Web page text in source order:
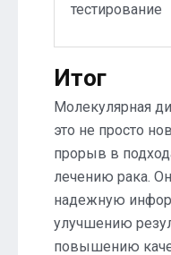
тестирование
Итог
Молекулярная
это не просто
прорыв в
лечению рака.
надежную
улучшению
повышению